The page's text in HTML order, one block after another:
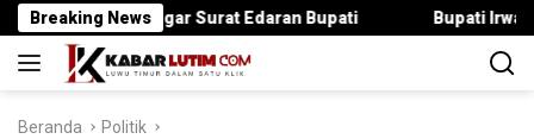
Langsung
ke
konten
Breaking News
Langgar Surat Edaran Bupati Bupati Irwan Serahkan
Beranda Politik